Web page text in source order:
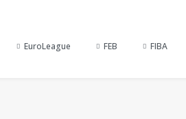
EuroLeague FEB FIBA